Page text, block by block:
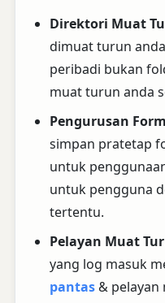
Direktori Muat
dimuat turun
peribadi bukan
muat turun anda
Pengurusan
simpan pratetap
untuk
untuk pengguna
tertentu.
Pelayan Muat
yang log masuk
pantas& pelayan